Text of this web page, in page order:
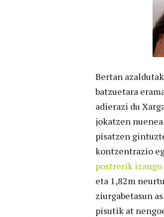
Bertan
batzuetara
adierazi du
jokatzen
pisatzen
kontzentrazio
postrerik izango
eta 1,82m
ziurgabetasun
pisutik at